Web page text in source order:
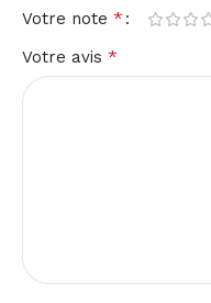
Votre note *
Votre avis *